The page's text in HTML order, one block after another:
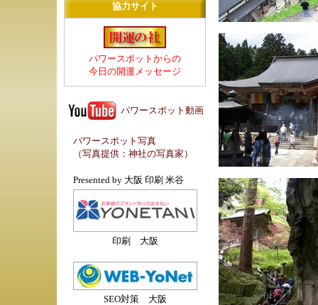
協力サイト
パワースポットからの
今日の開運メッセージ
パワースポット動画
パワースポット写真
（写真提供： 神社の写真家 ）
Presented by 大阪 印刷 米谷
印刷 大阪
SEO対策 大阪